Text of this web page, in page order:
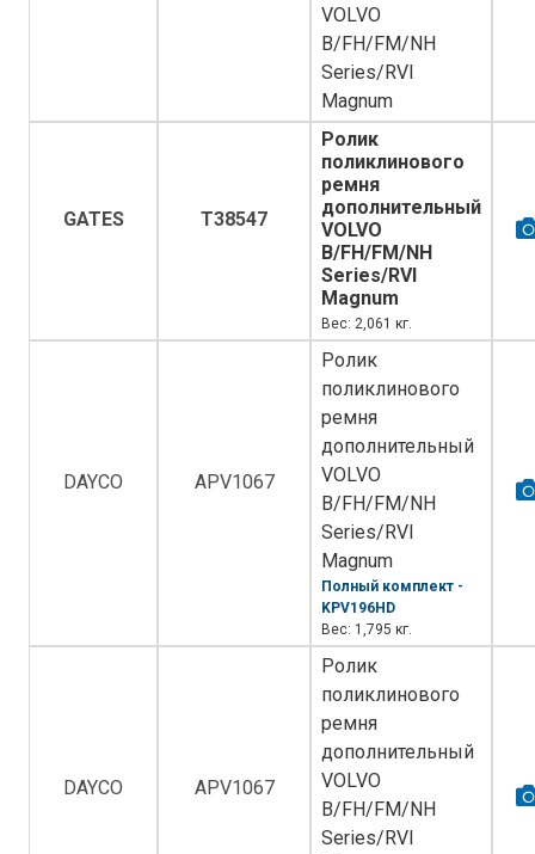
VOLVO
B/FH/FM/NH
Series/RVI
Magnum
GATES T38547
Ролик
поликлинового
ремня
дополнительный
VOLVO
B/FH/FM/NH
Series/RVI
Magnum
Вес: 2,061 кг.
DAYCO APV1067
Ролик
поликлинового
ремня
дополнительный
VOLVO
B/FH/FM/NH
Series/RVI
Magnum
Полный комплект -
KPV196HD
Вес: 1,795 кг.
DAYCO APV1067
Ролик
поликлинового
ремня
дополнительный
VOLVO
B/FH/FM/NH
Series/RVI